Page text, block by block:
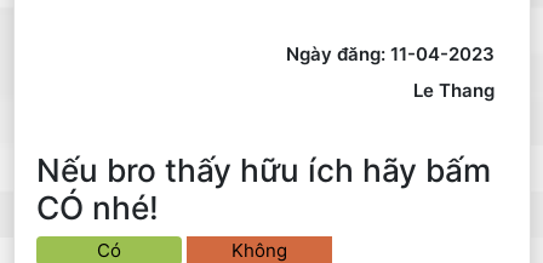
Ngày đăng: 11-04-2023
Le Thang
Nếu bro thấy hữu ích hãy bấm
CÓ nhé!
Có
Không